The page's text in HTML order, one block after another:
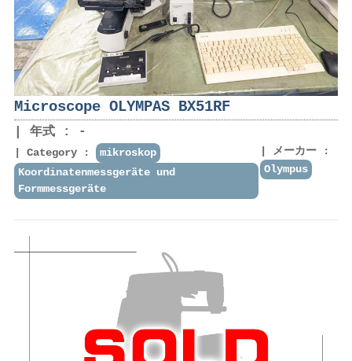
Microscope OLYMPAS BX51RF
年式 : -
Category :
mikroskop
Koordinatenmessgeräte und
Formmessgeräte
メーカー :
Olympus